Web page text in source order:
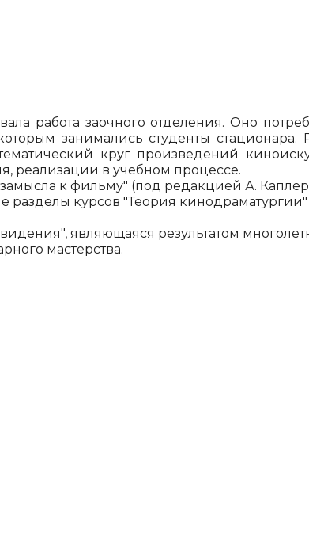
работа заочного отделения. Оно
занимались студенты стационара.
круг произведений
реализации в учебном процессе.
к фильму" (под редакцией А.
курсов "Теория кинодраматургии"
являющаяся результатом
мас­терства.